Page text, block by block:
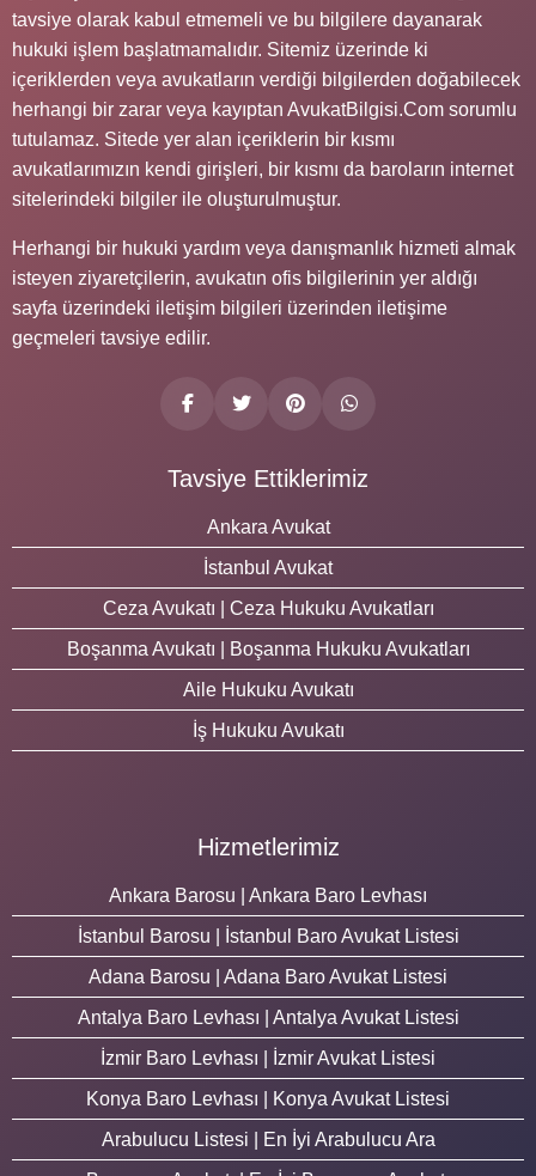
tavsiye olarak kabul etmemeli ve bu bilgilere dayanarak
hukuki işlem başlatmamalıdır. Sitemiz üzerinde ki
içeriklerden veya avukatların verdiği bilgilerden doğabilecek
herhangi bir zarar veya kayıptan AvukatBilgisi.Com sorumlu
tutulamaz. Sitede yer alan içeriklerin bir kısmı
avukatlarımızın kendi girişleri, bir kısmı da baroların internet
sitelerindeki bilgiler ile oluşturulmuştur.
Herhangi bir hukuki yardım veya danışmanlık hizmeti almak
isteyen ziyaretçilerin, avukatın ofis bilgilerinin yer aldığı
sayfa üzerindeki iletişim bilgileri üzerinden iletişime
geçmeleri tavsiye edilir.
Tavsiye Ettiklerimiz
Ankara Avukat
İstanbul Avukat
Ceza Avukatı | Ceza Hukuku Avukatları
Boşanma Avukatı | Boşanma Hukuku Avukatları
Aile Hukuku Avukatı
İş Hukuku Avukatı
Hizmetlerimiz
Ankara Barosu | Ankara Baro Levhası
İstanbul Barosu | İstanbul Baro Avukat Listesi
Adana Barosu | Adana Baro Avukat Listesi
Antalya Baro Levhası | Antalya Avukat Listesi
İzmir Baro Levhası | İzmir Avukat Listesi
Konya Baro Levhası | Konya Avukat Listesi
Arabulucu Listesi | En İyi Arabulucu Ara